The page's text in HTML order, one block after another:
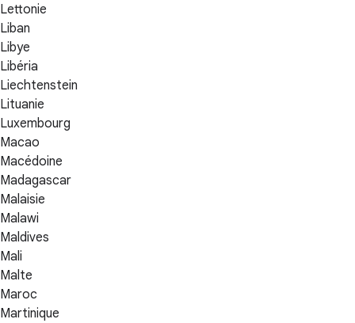
Lettonie
Liban
Libye
Libéria
Liechtenstein
Lituanie
Luxembourg
Macao
Macédoine
Madagascar
Malaisie
Malawi
Maldives
Mali
Malte
Maroc
Martinique